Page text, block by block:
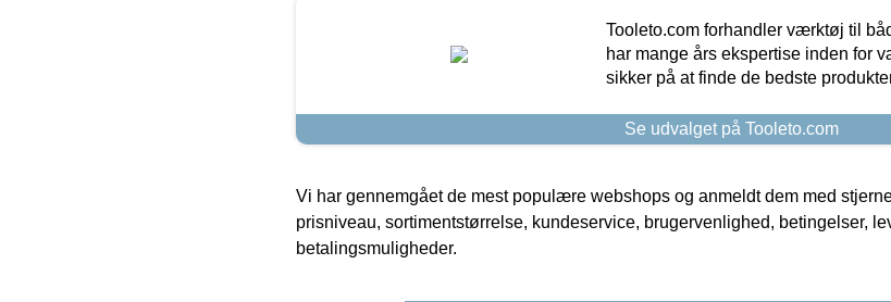
Tooleto.com forhandler værktøj til
har mange års ekspertise inden for
sikker på at finde de bedste
Se udvalget på Tooleto.com
Vi har gennemgået de mest populære webshops og anmeldt dem med
prisniveau, sortimentstørrelse, kundeservice, brugervenlighed, betingelser,
betalingsmuligheder.